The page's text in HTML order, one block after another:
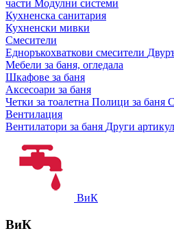
части Модулни системи
Кухненска санитария
Кухненски мивки
Смесители
Едноръкохваткови смесители
Мебели за баня, огледала
Шкафове за баня
Аксесоари за баня
Четки за тоалетна Полици за баня
Вентилация
Вентилатори за баня Други
ВиК
ВиК